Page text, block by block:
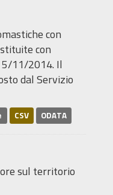
con
con
5/11/2014. Il
dal Servizio
CSV ODATA
sul territorio